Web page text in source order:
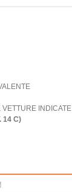
INDICATE
14 C)